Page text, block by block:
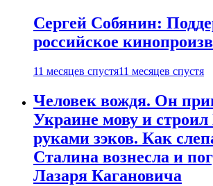
Сергей Собянин:
российское
11 месяцев спустя11 месяцев спустя
Человек вождя. Он
Украине мову и
руками зэков. Как
Сталина вознесла и
Лазаря Кагановича